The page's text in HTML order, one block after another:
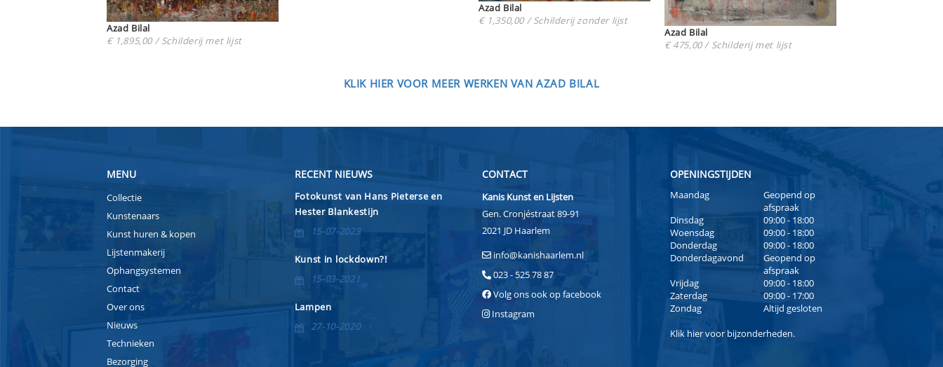
Azad Bilal
€ 1,895,00 / Schilderij met lijst
Azad Bilal
€ 1,350,00 / Schilderij zonder lijst
Azad Bilal
€ 475,00 / Schilderij met lijst
KLIK HIER VOOR MEER WERKEN VAN AZAD BILAL
MENU
Collectie
Kunstenaars
Kunst huren & kopen
Lijstenmakerij
Ophangsystemen
Contact
Over ons
Nieuws
Technieken
Bezorging
RECENT NIEUWS
Fotokunst van Hans Pieterse en
Hester Blankestijn
15-07-2023
Kunst in lockdown?!
15-03-2021
Lampen
27-10-2020
CONTACT
Kanis Kunst en Lijsten
Gen. Cronjéstraat 89-91
2021 JD Haarlem
info@kanishaarlem.nl
023 - 525 78 87
Volg ons ook op facebook
Instagram
OPENINGSTIJDEN
Maandag
Geopend op
afspraak
Dinsdag
09:00 - 18:00
Woensdag
09:00 - 18:00
Donderdag
09:00 - 18:00
Donderdagavond
Geopend op
afspraak
Vrijdag
09:00 - 18:00
Zaterdag
09:00 - 17:00
Zondag
Altijd gesloten
Klik hiervoor bijzonderheden.